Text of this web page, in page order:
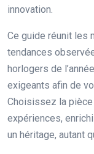
innovation.
Ce guide réunit les
tendances
horlogers de
exigeants afin de
Choisissez la
expériences,
un héritage, autant